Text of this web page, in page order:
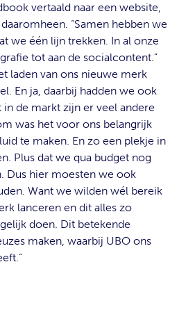
vertaald naar een website,
“Samen hebben we
we één lijn trekken. In al onze
tot aan de socialcontent.”
laden van ons nieuwe merk
En ja, daarbij hadden we ook
in de markt zijn er veel andere
was het voor ons belangrijk
te maken. En zo een plekje in
Plus dat we qua budget nog
Dus hier moesten we ook
Want we wilden wél bereik
lanceren en dit alles zo
doen. Dit betekende
maken, waarbij UBO ons